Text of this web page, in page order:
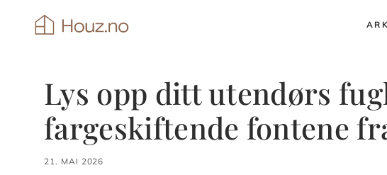
Lys opp ditt utendørs
fargeskiftende fontene
21. MAI 2026